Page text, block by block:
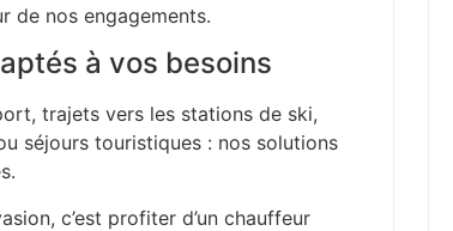
de nos engagements.
à vos besoins
trajets vers les stations de ski,
séjours touristiques : nos solutions
c’est profiter d’un chauffeur